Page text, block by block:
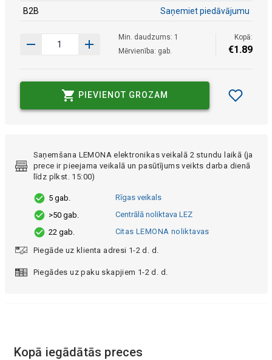
B2B Saņemiet piedāvājumu
Min. daudzums: 1
Mērvienība: gab.
Kopā:
€1.89
PIEVIENOT GROZAM
Saņemšana LEMONA elektronikas veikalā 2 stundu laikā (ja
prece ir pieejama veikalā un pasūtījums veikts darba dienā
līdz plkst. 15:00)
5 gab.
Rīgas veikals
>50 gab.
Centrālā noliktava LEZ
22 gab.
Citas LEMONA noliktavas
Piegāde uz klienta adresi 1-2 d. d.
Piegādes uz paku skapjiem 1-2 d. d.
Kopā iegādātās preces